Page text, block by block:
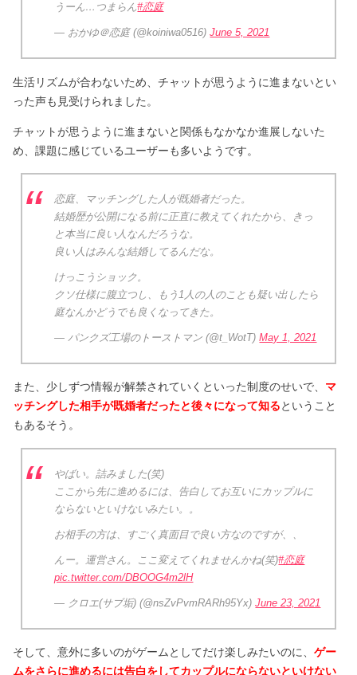
うーん…つまらん#恋庭
— おかゆ＠恋庭 (@koiniwa0516)June 5, 2021
生活リズムが合わないため、チャットが思うように進まないとい
った声も見受けられました。
チャットが思うように進まないと関係もなかなか進展しないた
め、課題に感じているユーザーも多いようです。
恋庭、マッチングした人が既婚者だった。
結婚歴が公開になる前に正直に教えてくれたから、きっ
と本当に良い人なんだろうな。
良い人はみんな結婚してるんだな。
けっこうショック。
クソ仕様に腹立つし、もう1人の人のことも疑い出したら
庭なんかどうでも良くなってきた。
— パンクズ工場のトーストマン (@t_WotT)May 1, 2021
また、少しずつ情報が解禁されていくといった制度のせいで、 マ
ッチングした相手が既婚者だったと後々になって知るということ
もあるそう。
やばい。詰みました(笑)
ここから先に進めるには、告白してお互いにカップルに
ならないといけないみたい。。
お相手の方は、すごく真面目で良い方なのですが、、
んー。運営さん。ここ変えてくれませんかね(笑)#恋庭
pic.twitter.com/DBOOG4m2lH
— クロエ(サブ垢) (@nsZvPvmRARh95Yx)June 23, 2021
そして、意外に多いのがゲームとしてだけ楽しみたいのに、ゲー
ムをさらに進めるには告白をしてカップルにならないといけない